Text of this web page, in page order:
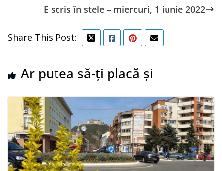
E scris în stele – miercuri, 1 iunie 2022
Share This Post:
Ar putea să-ți placă și